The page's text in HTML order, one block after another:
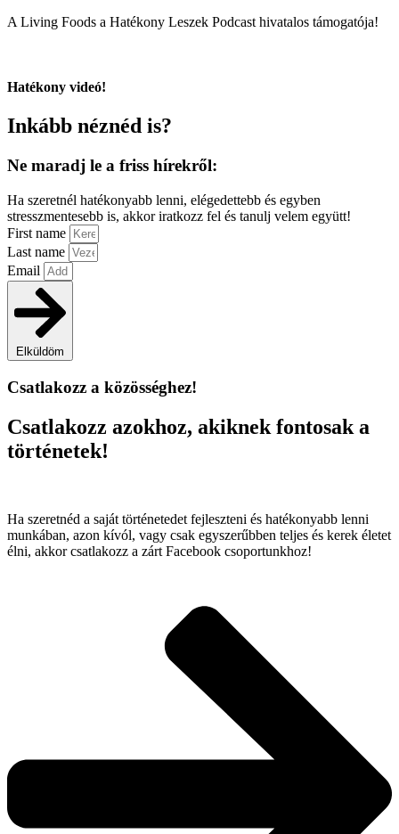
A Living Foods a Hatékony Leszek Podcast hivatalos támogatója!
Hatékony videó!
Inkább néznéd is?
Ne maradj le a friss hírekről:
Ha szeretnél hatékonyabb lenni, elégedettebb és egyben
stresszmentesebb is, akkor iratkozz fel és tanulj velem együtt!
First name
Last name
Email
Elküldöm
Csatlakozz a közösséghez!
Csatlakozz azokhoz, akiknek fontosak a
történetek!
Ha szeretnéd a saját történetedet fejleszteni és hatékonyabb lenni
munkában, azon kívól, vagy csak egyszerűbben teljes és kerek életet
élni, akkor csatlakozz a zárt Facebook csoportunkhoz!